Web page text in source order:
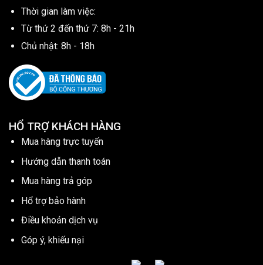
Thời gian làm việc:
Từ thứ 2 đến thứ 7: 8h - 21h
Chủ nhật: 8h - 18h
HỔ TRỢ KHÁCH HÀNG
Mua hàng trực tuyến
Hướng dẫn thanh toán
Mua hàng trả góp
Hổ trợ bảo hành
Điều khoản dịch vụ
Góp ý, khiếu nại